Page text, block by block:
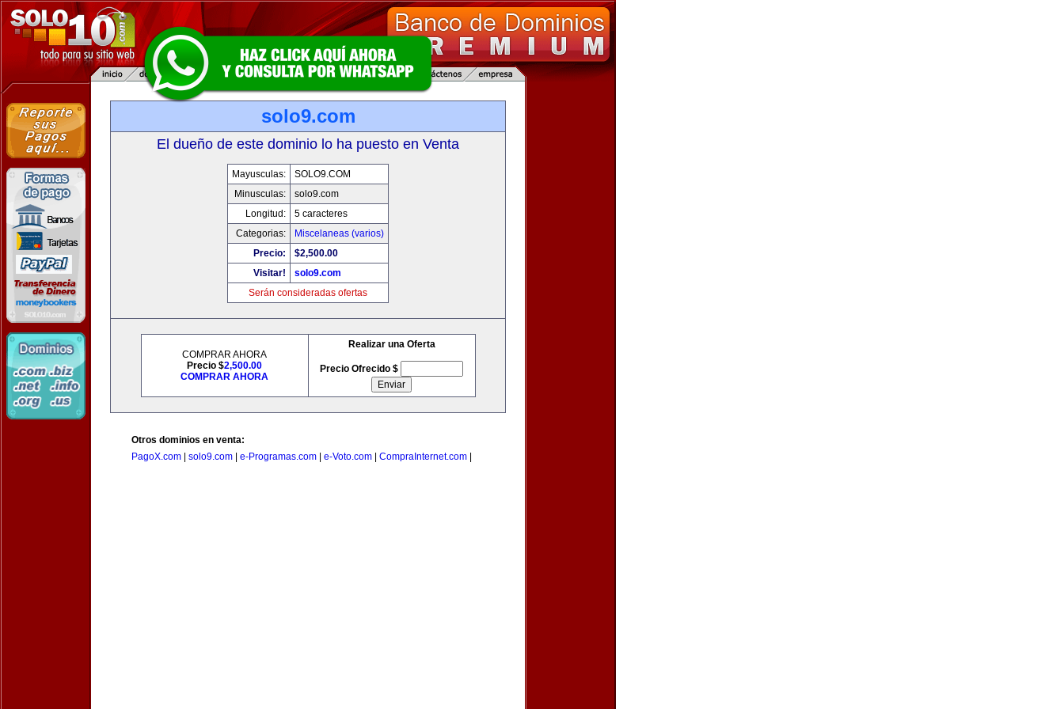
solo9.com
El dueño de este dominio lo ha puesto en Venta
Mayusculas:
SOLO9.COM
Minusculas:
solo9.com
Longitud:
5 caracteres
Categorias:
Miscelaneas (varios)
Precio:
$2,500.00
Visitar!
solo9.com
Serán consideradas ofertas
COMPRAR AHORA
Precio $2,500.00
COMPRAR AHORA
Realizar una Oferta
Precio Ofrecido $
Otros dominios en venta:
PagoX.com
solo9.com e-Programas.com e-Voto.com CompraInternet.com